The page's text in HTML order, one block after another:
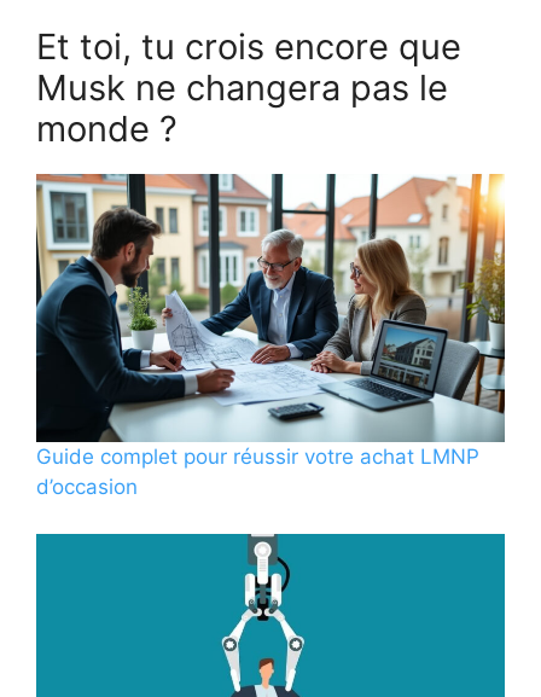
Et toi, tu crois encore que
Musk ne changera pas le
monde ?
Guide complet pour réussir votre achat LMNP
d’occasion